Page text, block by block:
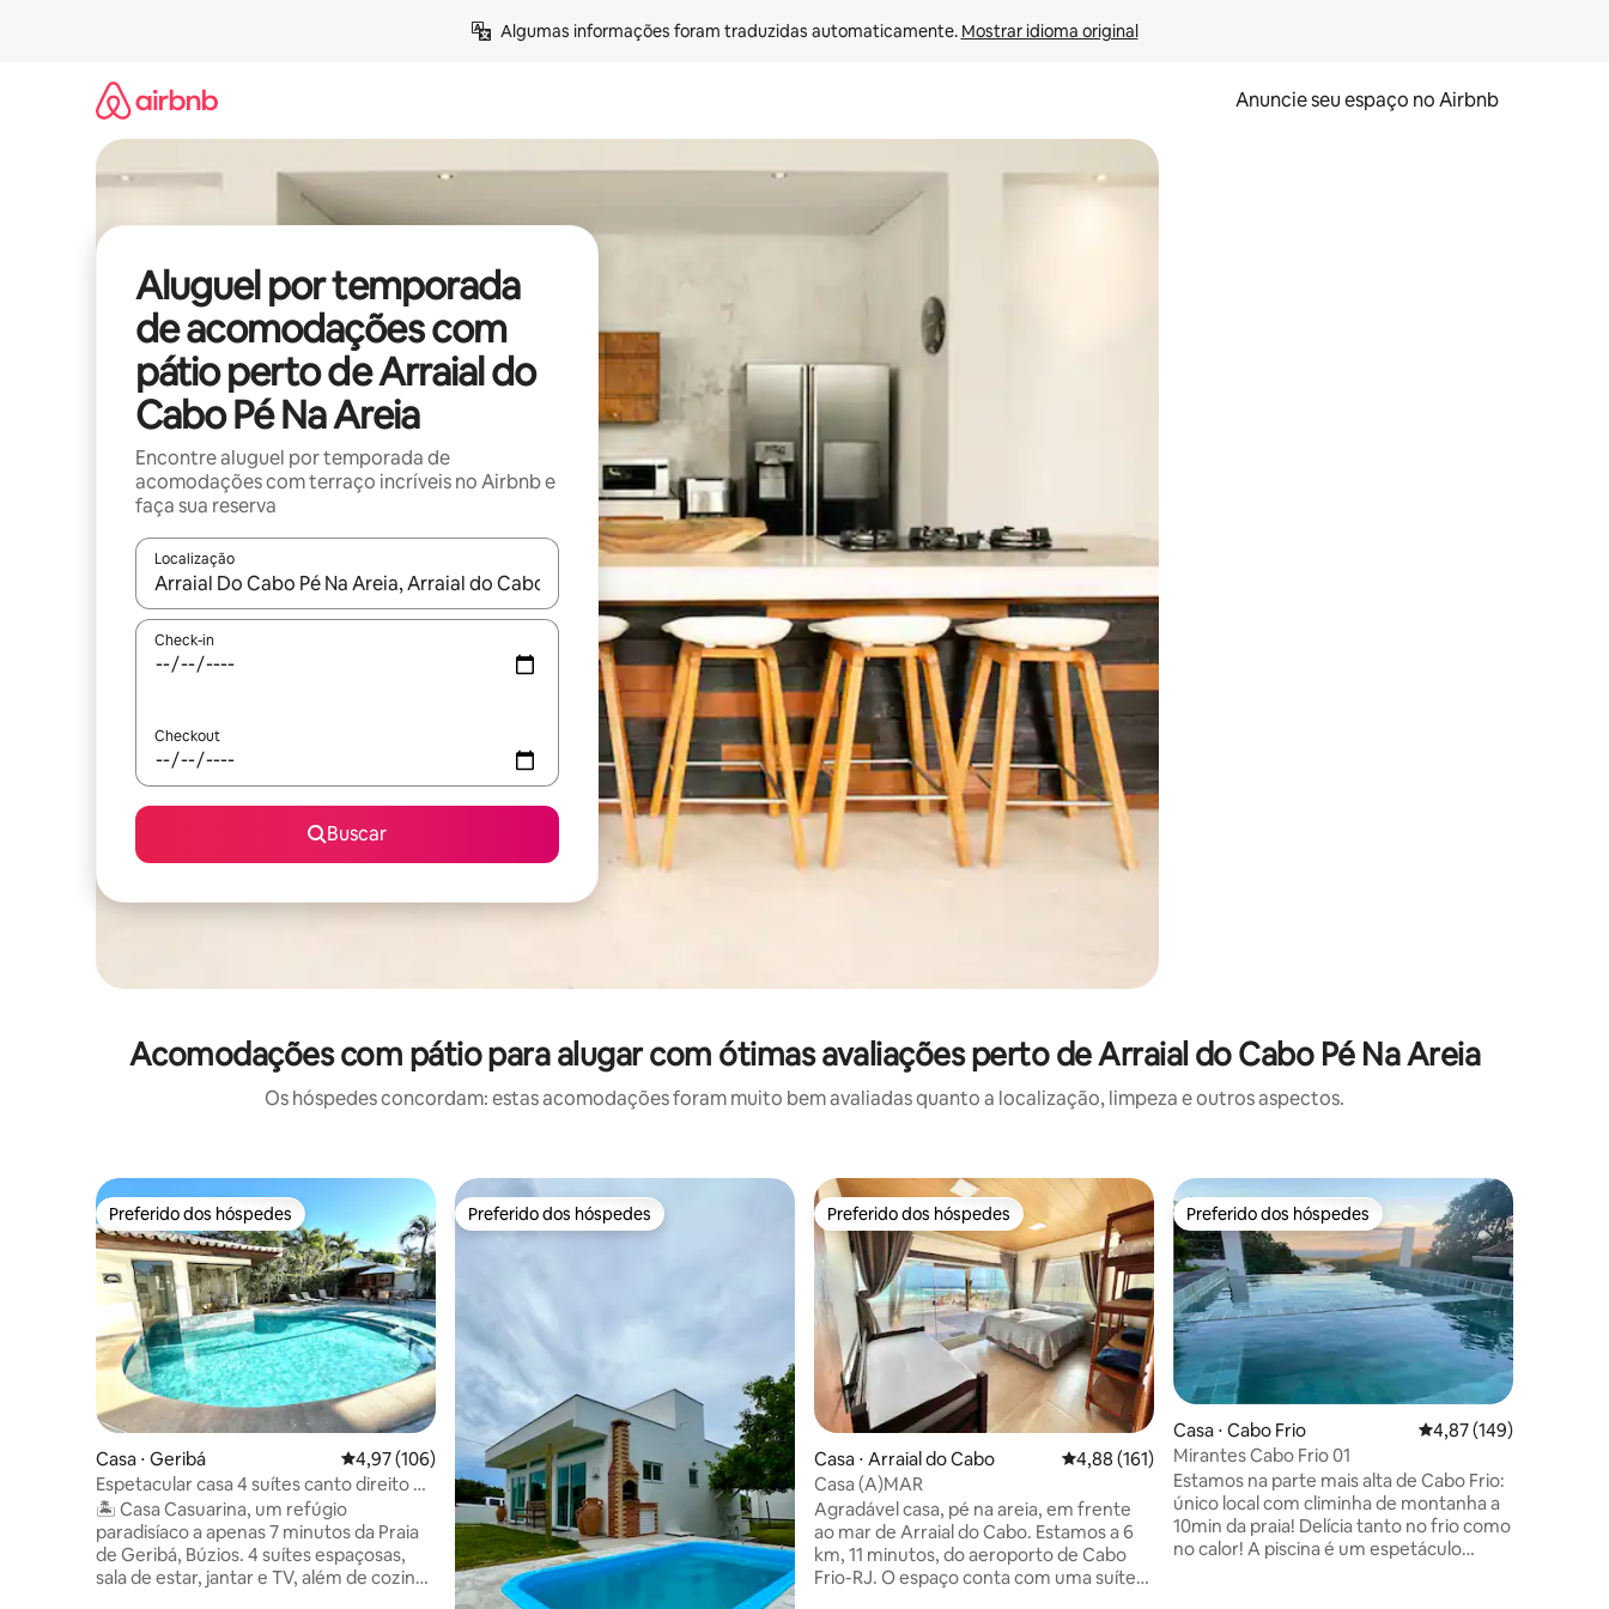
Algumas informações foram traduzidas automaticamente. Mostrar idioma original
Anuncie seu espaço no Airbnb
Aluguel por temporada
de acomodações com
pátio perto de Arraial do
Cabo Pé Na Areia
Encontre aluguel por temporada de
acomodações com terraço incríveis no Airbnb e
faça sua reserva
Localização
Quando os resultados estiverem disponíveis, explore-os usando as seta para cima e para baixo do teclado ou tocando e deslizando o dedo na tela.
Check-in
Checkout
Buscar
Acomodações com pátio para alugar com ótimas avaliações perto de Arraial do Cabo Pé Na Areia
Os hóspedes concordam: estas acomodações foram muito bem avaliadas quanto a localização, limpeza e outros aspectos.
Preferido dos hóspedes
Preferido dos hóspedes
Casa ⋅ Geribá 4,97 de uma avaliação média de 5, 106 avaliações
4,97 (106)
Espetacular casa 4 suítes canto direito de
Geribá
🏝️ Casa Casuarina, um refúgio
paradisíaco a apenas 7 minutos da Praia
de Geribá, Búzios. 4 suítes espaçosas,
sala de estar, jantar e TV, além de cozinha
Preferido dos hóspedes
Preferido dos hóspedes Preferido dos hóspedes
Preferido dos hóspedes
Casa ⋅ Arraial do Cabo 4,88 de uma avaliação média de 5, 161 avaliações
4,88 (161)
Casa (A)MAR
Agradável casa, pé na areia, em frente
ao mar de Arraial do Cabo. Estamos a 6
km, 11 minutos, do aeroporto de Cabo
Frio-RJ. O espaço conta com uma suíte
Preferido dos hóspedes
Preferido dos hóspedes
Casa ⋅ Cabo Frio 4,87 de uma avaliação
4,87 (149)
Mirantes Cabo Frio 01
Estamos na parte mais alta de Cabo Frio:
único local com climinha de montanha a
10min da praia! Delícia tanto no frio como
no calor! A piscina é um espetáculo